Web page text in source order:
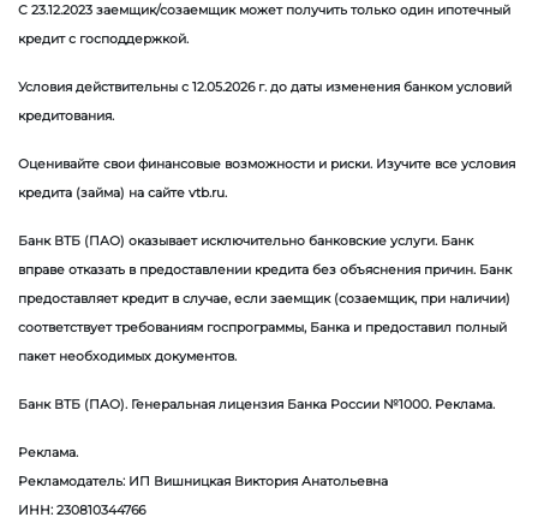
С 23.12.2023 заемщик/созаемщик может получить только один ипотечный
кредит с господдержкой.
Условия действительны с 12.05.2026 г. до даты изменения банком условий
кредитования.
Оценивайте свои финансовые возможности и риски. Изучите все условия
кредита (займа) на сайте vtb.ru.
Банк ВТБ (ПАО) оказывает исключительно банковские услуги. Банк
вправе отказать в предоставлении кредита без объяснения причин. Банк
предоставляет кредит в случае, если заемщик (созаемщик, при наличии)
соответствует требованиям госпрограммы, Банка и предоставил полный
пакет необходимых документов.
Банк ВТБ (ПАО). Генеральная лицензия Банка России №1000. Реклама.
Реклама.
Рекламодатель: ИП Вишницкая Виктория Анатольевна
ИНН: 230810344766